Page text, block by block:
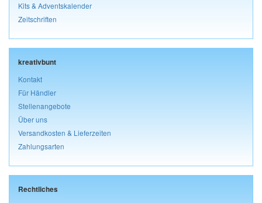
Kits & Adventskalender
Zeitschriften
kreativbunt
Kontakt
Für Händler
Stellenangebote
Über uns
Versandkosten & Lieferzeiten
Zahlungsarten
Rechtliches